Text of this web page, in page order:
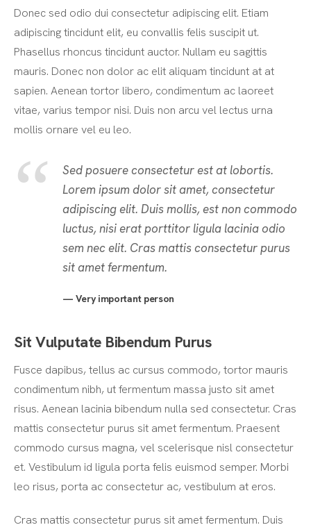
Donec sed odio dui consectetur adipiscing elit. Etiam
adipiscing tincidunt elit, eu convallis felis suscipit ut.
Phasellus rhoncus tincidunt auctor. Nullam eu sagittis
mauris. Donec non dolor ac elit aliquam tincidunt at at
sapien. Aenean tortor libero, condimentum ac laoreet
vitae, varius tempor nisi. Duis non arcu vel lectus urna
mollis ornare vel eu leo.
Sed posuere consectetur est at lobortis.
Lorem ipsum dolor sit amet, consectetur
adipiscing elit. Duis mollis, est non commodo
luctus, nisi erat porttitor ligula lacinia odio
sem nec elit. Cras mattis consectetur purus
sit amet fermentum.
Very important person
Sit Vulputate Bibendum Purus
Fusce dapibus, tellus ac cursus commodo, tortor mauris
condimentum nibh, ut fermentum massa justo sit amet
risus. Aenean lacinia bibendum nulla sed consectetur. Cras
mattis consectetur purus sit amet fermentum. Praesent
commodo cursus magna, vel scelerisque nisl consectetur
et. Vestibulum id ligula porta felis euismod semper. Morbi
leo risus, porta ac consectetur ac, vestibulum at eros.
Cras mattis consectetur purus sit amet fermentum. Duis